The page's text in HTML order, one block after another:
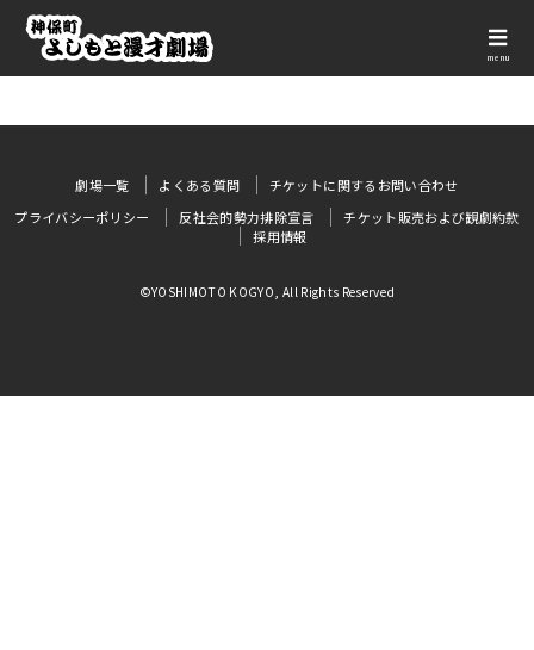
menu
劇場一覧 よくある質問
チケットに関するお問い合わせ
プライバシーポリシー
反社会的勢力排除宣言
チケット販売および観劇約款
採用情報
©YOSHIMOTO KOGYO, All Rights Reserved